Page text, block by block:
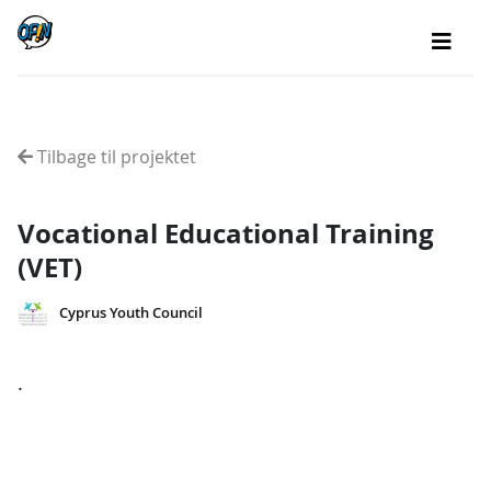
Tilbage til projektet
Vocational Educational Training
(VET)
Cyprus Youth Council
.